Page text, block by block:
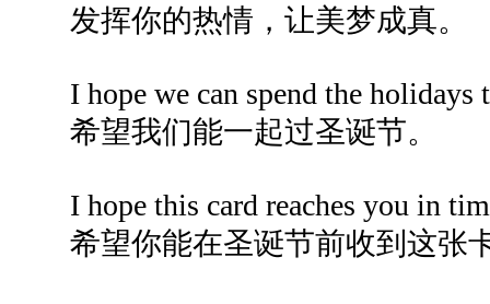
发挥你的热情，让美梦成真。
I hope we can spend the holidays
希望我们能一起过圣诞节。
I hope this card reaches you in
希望你能在圣诞节前收到这张